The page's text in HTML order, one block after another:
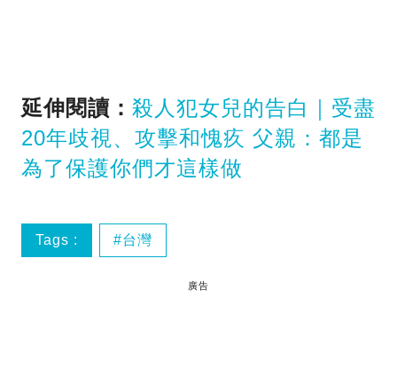
延伸閱讀： 殺人犯女兒的告白｜受盡
20年歧視、攻擊和愧疚 父親：都是
為了保護你們才這樣做
Tags : 台灣
廣告